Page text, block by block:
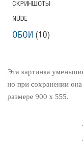
Эта картинка
но при сохранении
размере 900 x 555.
СКРИНШОТЫ
NUDE
ОБОИ (10)